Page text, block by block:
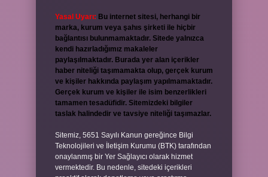
Yasal Uyarı: Bu internet sitesi, herhangi bir
marka, kurum veya şahıs şirketi ile hiçbir
bağlantısı bulunmamaktadır. Sitede yalnızca
kendi hazırladığımız makaleler
paylaşılmaktadır. Burada yer alan içerikler
haber niteliği taşımamakta olup, gerçek kurum
ve kişiler hakkında paylaşım yapılmamaktadır.
Gerçek kurum ve kişiler ile isim benzerlikleri
tamamen tesadüfidir. Sitemizdeki bilgiler
taslak halindedir ve tavsiye niteliği taşımazlar.
Sitemiz, 5651 Sayılı Kanun gereğince Bilgi
Teknolojileri ve İletişim Kurumu (BTK) tarafından
onaylanmış bir Yer Sağlayıcı olarak hizmet
vermektedir. Bu nedenle, sitedeki içerikleri